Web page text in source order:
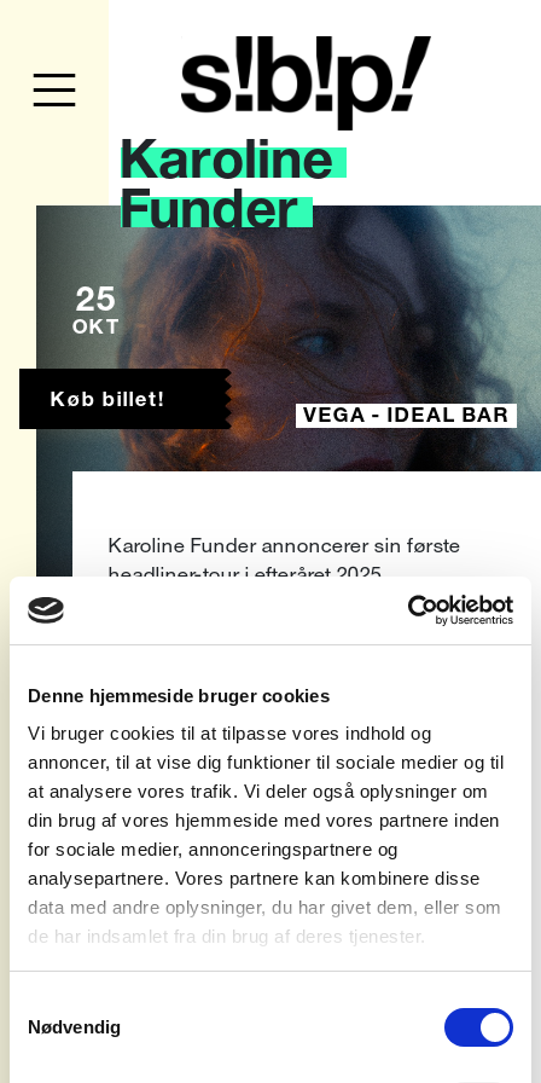
Denne hjemmeside bruger cookies
Vi bruger cookies til at tilpasse vores indhold og
annoncer, til at vise dig funktioner til sociale medier og til
at analysere vores trafik. Vi deler også oplysninger om
din brug af vores hjemmeside med vores partnere inden
for sociale medier, annonceringspartnere og
analysepartnere. Vores partnere kan kombinere disse
data med andre oplysninger, du har givet dem, eller som
de har indsamlet fra din brug af deres tjenester.
Nødvendig
koncerter
agentur
syd for
Køb billet!
25
OKT
Karoline
Funder
VEGA - IDEAL BAR
Karoline Funder annoncerer sin første
headliner-tour i efteråret 2025.
Efter kritikeroste singler, en festivaldebut
anmeldelse til VEGA’s Udvalgte,
i dag sin første headlinertour forud for en
EP-udgivelse.
Den danske singer-songwriter bevæger
sig i et organisk og guitardrevet lydunivers,
der sonisk trækker inspiration fra den
amerikanske indiefolk-scene.
Tematikkerne i Funders tekster er farvet af
en følelsesmæssig og relationel uro. Med
indfanger hun den intense kompleksitet,